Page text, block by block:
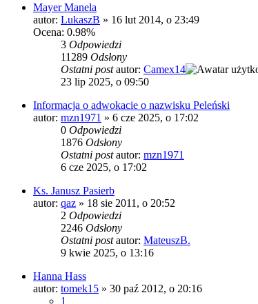
Mayer Manela
autor: LukaszB » 16 lut 2014, o 23:49
Ocena: 0.98%
3 Odpowiedzi
11289 Odsłony
Ostatni postautor: Camex14
23 lip 2025, o 09:50
Informacja o adwokacie o nazwisku Peleński
autor: mzn1971 » 6 cze 2025, o 17:02
0 Odpowiedzi
1876 Odsłony
Ostatni postautor: mzn1971
6 cze 2025, o 17:02
Ks. Janusz Pasierb
autor: qaz » 18 sie 2011, o 20:52
2 Odpowiedzi
2246 Odsłony
Ostatni postautor: MateuszB.
9 kwie 2025, o 13:16
Hanna Hass
autor: tomek15 » 30 paź 2012, o 20:16
1